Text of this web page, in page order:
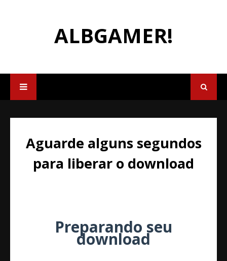
ALBGAMER!
Aguarde alguns segundos
para liberar o download
Preparando seu
download